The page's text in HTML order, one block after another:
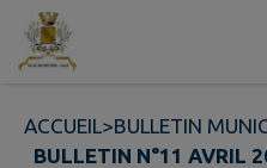
Contenu
ACCUEIL>BULLETIN
BULLETIN N°11 AVRIL